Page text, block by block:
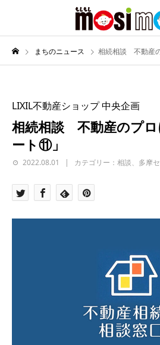
まちのニュース 相続相談 不動産の
LIXIL不動産ショップ 中央企画
相続相談 不動産のプロ
ート⑪」
2022.08.01 カテゴリー：相談、多摩